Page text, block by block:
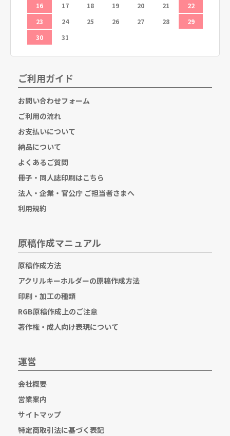
16
17 18 19 20 21
22
23
24 25 26 27 28
29
30
31
ご利用ガイド
お問い合わせフォーム
ご利用の流れ
お支払いについて
納品について
よくあるご質問
冊子・同人誌印刷はこちら
法人・企業・官公庁 ご担当者さまへ
利用規約
原稿作成マニュアル
原稿作成方法
アクリルキーホルダーの原稿作成方法
印刷・加工の種類
RGB原稿作成上のご注意
著作権・成人向け表現について
運営
会社概要
営業案内
サイトマップ
特定商取引法に基づく表記